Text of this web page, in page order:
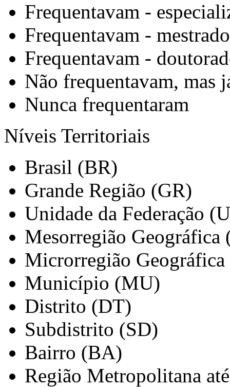
Frequentavam -
Frequentavam - mestrado
Frequentavam -
Não frequentavam, mas
Nunca frequentaram
Níveis Territoriais
Brasil (BR)
Grande Região (GR)
Unidade da Federação
Mesorregião Geográfica
Microrregião
Município (MU)
Distrito (DT)
Subdistrito (SD)
Bairro (BA)
Região Metropolitana